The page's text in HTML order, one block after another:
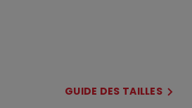
GUIDE DES TAILLES